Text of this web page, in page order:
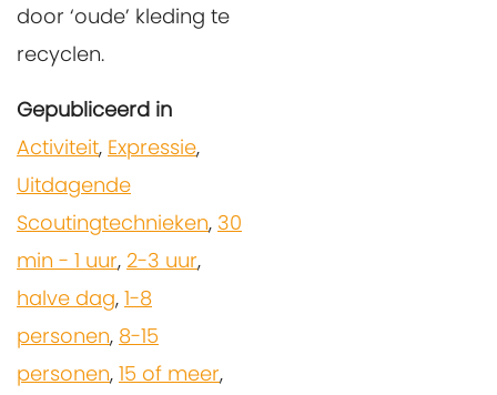
door ‘oude’ kleding te
recyclen.
Gepubliceerd in
Activiteit, Expressie,
Uitdagende
Scoutingtechnieken, 30
min - 1 uur, 2-3 uur,
halve dag, 1-8
personen, 8-15
personen, 15 of meer,